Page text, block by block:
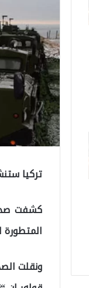
تركيا ستنشر منظمومة
ونقلت